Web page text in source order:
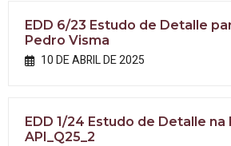
EDD 6/23 Estudo de Detalle
Pedro Visma
10 DE ABRIL DE 2025
EDD 1/24 Estudo de Detalle na
API_Q25_2